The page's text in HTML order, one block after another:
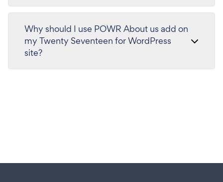
Why should I use POWR About us add on
my Twenty Seventeen for WordPress
site?